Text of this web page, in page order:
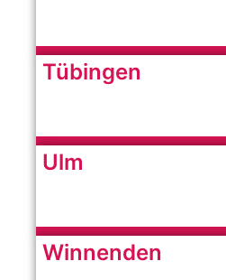
Tübingen
Ulm
Winnenden